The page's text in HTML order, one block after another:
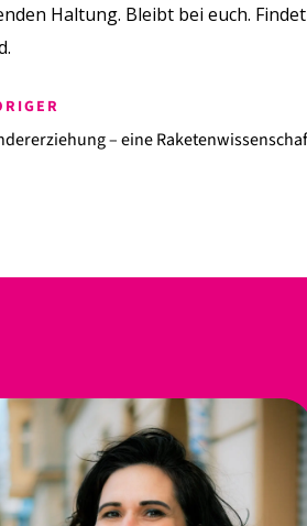
Haltung. Bleibt bei euch.
– eine